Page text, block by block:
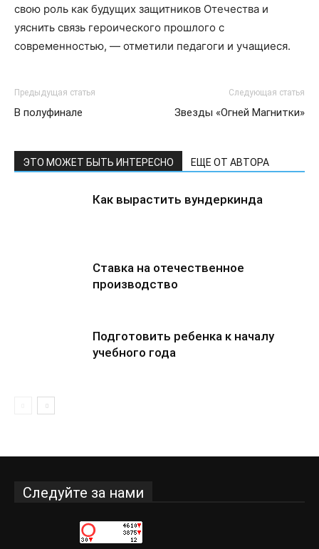
свою роль как будущих защитников Отечества и
уяснить связь героического прошлого с
современностью, — отметили педагоги и учащиеся.
Предыдущая статья
В полуфинале
Следующая статья
Звезды «Огней Магнитки»
ЭТО МОЖЕТ БЫТЬ ИНТЕРЕСНО ЕЩЕ ОТ АВТОРА
Как вырастить вундеркинда
Ставка на отечественное
производство
Подготовить ребенка к началу
учебного года
Следуйте за нами